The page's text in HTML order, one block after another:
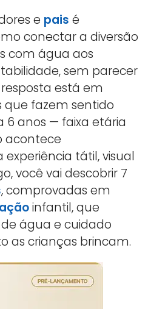
e pais é
conectar a diversão
com água aos
sem parecer
está em
que fazem sentido
6 anos — faixa etária
acontece
tátil, visual
você vai descobrir 7
, comprovadas em
infantil, que
água e cuidado
as crianças brincam.